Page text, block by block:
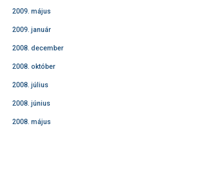
2009. május
2009. január
2008. december
2008. október
2008. július
2008. június
2008. május